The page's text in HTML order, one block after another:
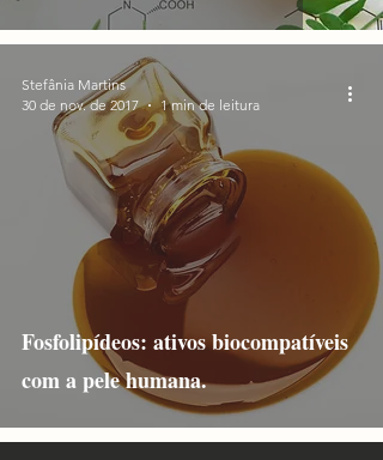
Fosfolipídeos: ativos biocompatíveis
com a pele humana.
Stefânia Martins
30 de nov. de 2017
1 min de leitura